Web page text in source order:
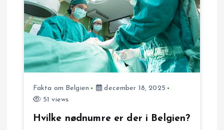
n
a
v
Fakta om Belgien
december 18, 2025
51 views
Hvilke nødnumre er der i Belgien?